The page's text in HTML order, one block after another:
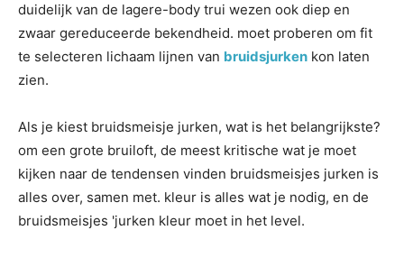
duidelijk van de lagere-body trui wezen ook diep en
zwaar gereduceerde bekendheid. moet proberen om fit
te selecteren lichaam lijnen van bruidsjurken kon laten
zien.
Als je kiest bruidsmeisje jurken, wat is het belangrijkste?
om een grote bruiloft, de meest kritische wat je moet
kijken naar de tendensen vinden bruidsmeisjes jurken is
alles over, samen met. kleur is alles wat je nodig, en de
bruidsmeisjes 'jurken kleur moet in het level.